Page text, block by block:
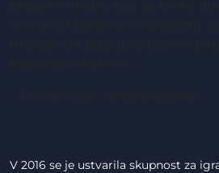
V 2016 se je ustvarila skupnost za